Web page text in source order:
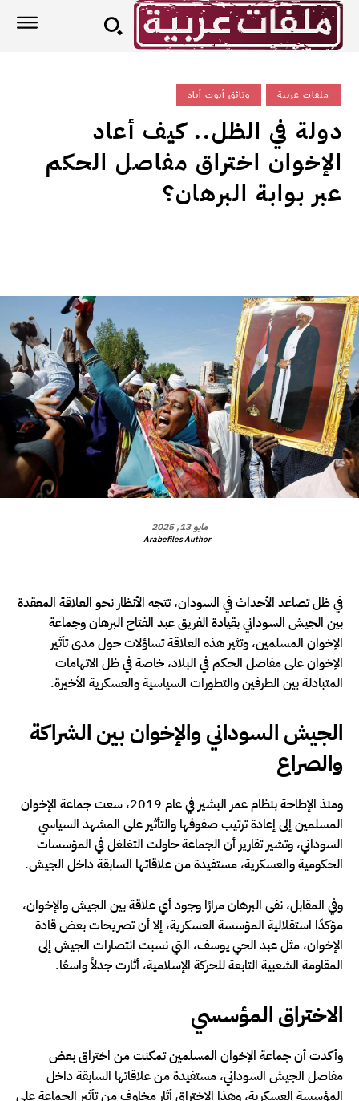
ملفات عربية وثائق أبوت أباد
دولة في الظل.. كيف أعاد
الإخوان اختراق مفاصل الحكم
عبر بوابة البرهان؟
مايو 13, 2025
Arabefiles Author
في ظل تصاعد الأحداث في السودان، تتجه الأنظار نحو العلاقة المعقدة
بين الجيش السوداني بقيادة الفريق عبد الفتاح البرهان وجماعة
الإخوان المسلمين، وتثير هذه العلاقة تساؤلات حول مدى تأثير
الإخوان على مفاصل الحكم في البلاد، خاصة في ظل الاتهامات
المتبادلة بين الطرفين والتطورات السياسية والعسكرية الأخيرة.
الجيش السوداني والإخوان بين الشراكة
والصراع
ومنذ الإطاحة بنظام عمر البشير في عام 2019، سعت جماعة الإخوان
المسلمين إلى إعادة ترتيب صفوفها والتأثير على المشهد السياسي
السوداني، وتشير تقارير أن الجماعة حاولت التغلغل في المؤسسات
الحكومية والعسكرية، مستفيدة من علاقاتها السابقة داخل الجيش.
وفي المقابل، نفى البرهان مرارًا وجود أي علاقة بين الجيش والإخوان،
مؤكدًا استقلالية المؤسسة العسكرية، إلا أن تصريحات بعض قادة
الإخوان، مثل عبد الحي يوسف، التي نسبت انتصارات الجيش إلى
المقاومة الشعبية التابعة للحركة الإسلامية، أثارت جدلاً واسعًا.
الاختراق المؤسسي
وأكدت أن جماعة الإخوان المسلمين تمكنت من اختراق بعض
مفاصل الجيش السوداني، مستفيدة من علاقاتها السابقة داخل
المؤسسة العسكرية، وهذا الاختراق أثار مخاوف من تأثير الجماعة على